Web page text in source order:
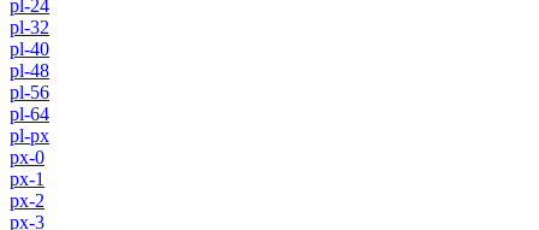
pl-24
pl-32
pl-40
pl-48
pl-56
pl-64
pl-px
px-0
px-1
px-2
px-3